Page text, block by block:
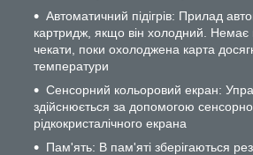
Автоматичний підігрів: Прилад
картридж, якщо він холодний. Немає
чекати, поки охолоджена карта
температури
Сенсорний кольоровий екран:
здійснюється за допомогою
рідкокристалічного екрана
Пам'ять: В пам'яті зберігаються